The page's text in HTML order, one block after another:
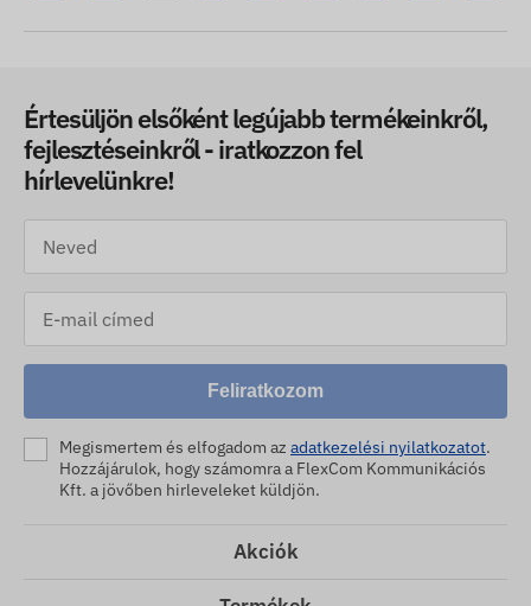
Értesüljön elsőként legújabb termékeinkről,
fejlesztéseinkről - iratkozzon fel
hírlevelünkre!
Feliratkozom
Megismertem és elfogadom az adatkezelési nyilatkozatot.
Hozzájárulok, hogy számomra a FlexCom Kommunikációs
Kft. a jövőben hirleveleket küldjön.
Akciók